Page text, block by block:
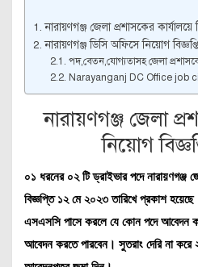
নারায়ণগঞ্জ জেলা প্রশাসকের
নারায়ণগঞ্জ ডিসি অফিসে নিয়োগ
পদ,বেতন,যোগ্যতাসহ জেলা
Narayanganj DC Office job
নারায়ণগঞ্জ জেলা
নিয়োগ
০১ ধরনের ০২ টি ড্রাইভার পদে নারায়ণগঞ্জ
বিজ্ঞপ্তি ১২ মে ২০২৩ তারিখে প্রকাশ হয়েছে।
এসএসসি পাসে করলে যে কোন পদে আবেদন
আবেদন করতে পারবেন। সুতরাং দেরি না করে